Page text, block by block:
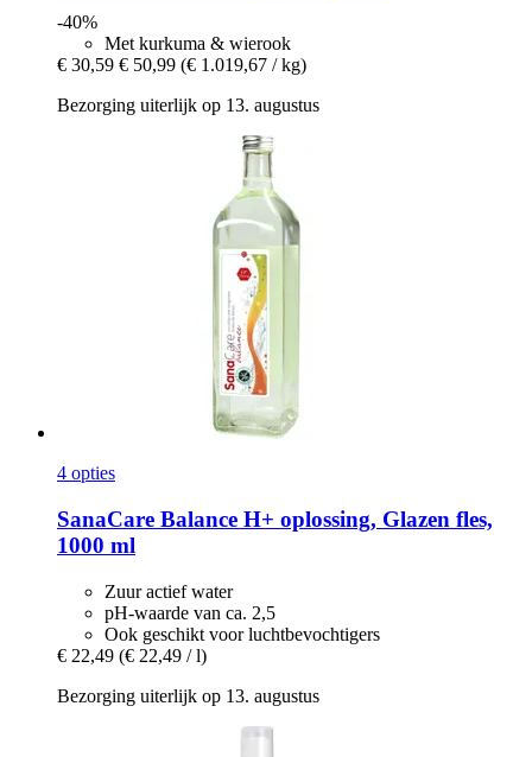
-40%
Met kurkuma & wierook
€ 30,59 € 50,99 (€ 1.019,67 / kg)
Bezorging uiterlijk op 13. augustus
4 opties
SanaCare Balance H+ oplossing, Glazen fles,
1000 ml
Zuur actief water
pH-waarde van ca. 2,5
Ook geschikt voor luchtbevochtigers
€ 22,49 (€ 22,49 / l)
Bezorging uiterlijk op 13. augustus